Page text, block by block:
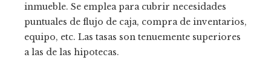
inmueble. Se emplea para cubrir necesidades
puntuales de flujo de caja, compra de inventarios,
equipo, etc. Las tasas son tenuemente superiores
a las de las hipotecas.